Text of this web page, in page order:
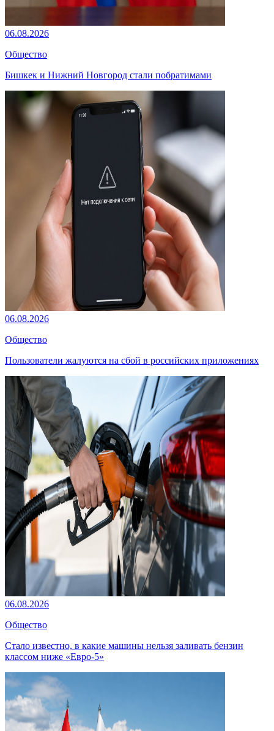
06.08.2026
Общество
Бишкек и Нижний Новгород стали побратимами
06.08.2026
Общество
Пользователи жалуются на сбой в российских приложениях
06.08.2026
Общество
Стало известно, в какие машины нельзя заливать бензин
классом ниже «Евро-5»